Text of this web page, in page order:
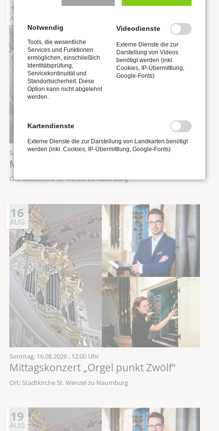
15
AUG
Samstag,15.08.2026 , 12:00 Uhr
Mittagskonzert „Orgel punkt Zwölf“
Ort: Stadtkirche St. Wenzel zu Naumburg
16
AUG
Sonntag, 16.08.2026 , 12:00 Uhr
Mittagskonzert „Orgel punkt Zwölf“
Ort: Stadtkirche St. Wenzel zu Naumburg
19
AUG
Notwendig
Tools, die wesentliche
Services und Funktionen
ermöglichen, einschließlich
Identitätsprüfung,
Servicekontinuität und
Standortsicherheit. Diese
Option kann nicht abgelehnt
werden.
Videodienste
Externe Dienste die zur
Darstellung von Videos
benötigt werden (inkl.
Cookies, IP-Übermittlung,
Google-Fonts)
Kartendienste
Externe Dienste die zur Darstellung von Landkarten benötigt
werden (inkl. Cookies, IP-Übermittlung, Google-Fonts)